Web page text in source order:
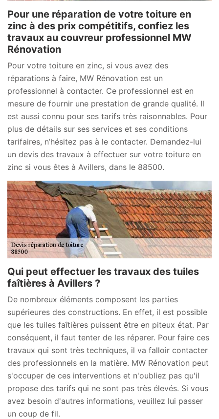
Pour une réparation de votre toiture en
zinc à des prix compétitifs, confiez les
travaux au couvreur professionnel MW
Rénovation
Pour votre toiture en zinc, si vous avez des
réparations à faire, MW Rénovation est un
professionnel à contacter. Ce professionnel est en
mesure de fournir une prestation de grande qualité. Il
est aussi connu pour ses tarifs très raisonnables. Pour
plus de détails sur ses services et ses conditions
tarifaires, n’hésitez pas à le contacter. Demandez-lui
un devis des travaux à effectuer sur votre toiture en
zinc si vous êtes à Avillers, dans le 88500.
Qui peut effectuer les travaux des tuiles
faîtières à Avillers ?
De nombreux éléments composent les parties
supérieures des constructions. En effet, il est possible
que les tuiles faîtières puissent être en piteux état. Par
conséquent, il faut tenter de les réparer. Pour faire ces
travaux qui sont très techniques, il va falloir contacter
des professionnels en la matière. MW Rénovation peut
s'occuper de ces interventions et n'oubliez pas qu'il
propose des tarifs qui ne sont pas très élevés. Si vous
avez besoin d'autres informations, veuillez lui passer
un coup de fil.